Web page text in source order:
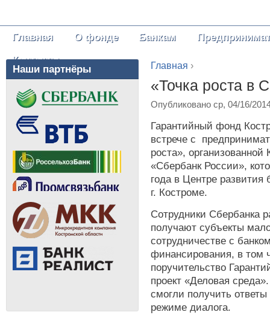
Главная ›
«Точка роста в
Опубликовано ср, 04/16/
Гарантийный фонд
встрече с
роста»,
«Сбербанк России»,
года в Центре
г. Костроме.
Сотрудники Сбербанка
получают субъекты
сотрудничестве с
финансирования, в том
поручительство
проект «Деловая
смогли получить
режиме диалога.
Главное меню
Главная О фонде Банкам
Контакты
Наши партнёры